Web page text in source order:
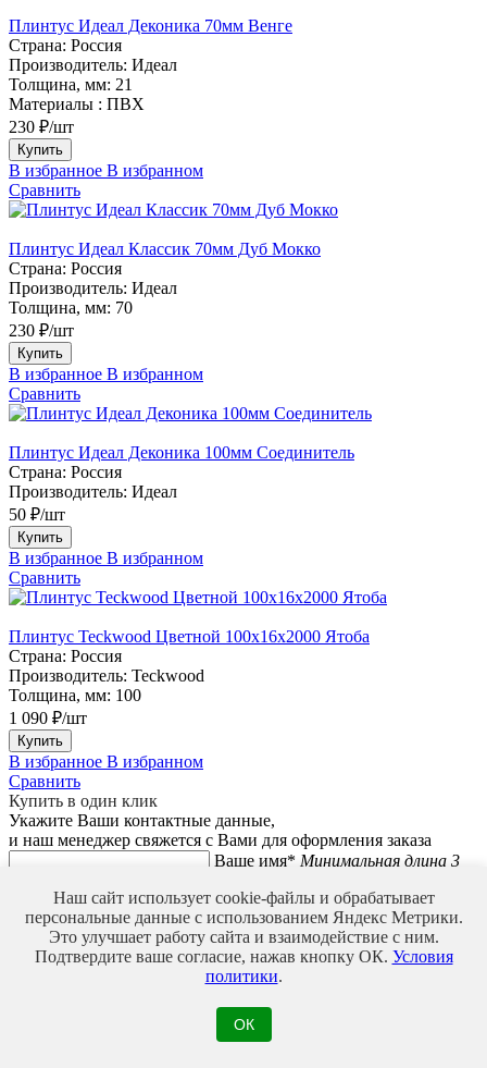
Плинтус Идеал Деконика 70мм Венге
Страна: Россия
Производитель: Идеал
Толщина, мм: 21
Материалы : ПВХ
230 ₽/шт
Купить
В избранное В избранном
Сравнить
Плинтус Идеал Классик 70мм Дуб Мокко
Страна: Россия
Производитель: Идеал
Толщина, мм: 70
230 ₽/шт
Купить
В избранное В избранном
Сравнить
Плинтус Идеал Деконика 100мм Соединитель
Страна: Россия
Производитель: Идеал
50 ₽/шт
Купить
В избранное В избранном
Сравнить
Плинтус Teckwood Цветной 100x16х2000 Ятоба
Страна: Россия
Производитель: Teckwood
Толщина, мм: 100
1 090 ₽/шт
Купить
В избранное В избранном
Сравнить
Купить в один клик
Укажите Ваши контактные данные,
и наш менеджер свяжется с Вами для оформления заказа
Ваше имя* Минимальная длина 3
Телефон* Введите корректный
номер телефона
Мы используем файлы Cookie для улучшения работы,
персонализации и повышения удобства пользования нашим
сайтом. Продолжая посещать сайт, вы соглашаетесь на
использование нами файлов Cookie.
Наш сайт использует cookie-файлы и обрабатывает
персональные данные с использованием Яндекс Метрики.
Это улучшает работу сайта и взаимодействие с ним.
Подтвердите ваше согласие, нажав кнопку ОК. Условия
политики.
ОК